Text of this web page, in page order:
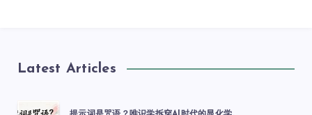
Latest Articles